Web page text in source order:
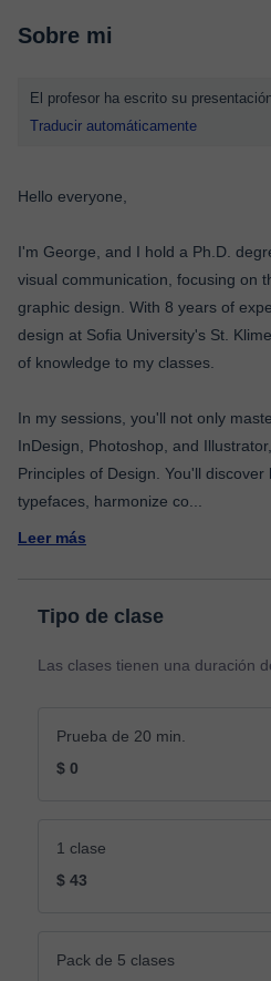
Sobre mi
El profesor ha escrito su
Traducir automáticamente
Hello everyone,
I'm George, and I hold a Ph.D.
visual communication, focusing on
graphic design. With 8 years of
design at Sofia University's St.
of knowledge to my classes.
In my sessions, you'll not only
InDesign, Photoshop, and
Principles of Design. You'll
typefaces, harmonize co
Leer más
Tipo de clase
Las clases tienen una duración
Prueba de 20 min.
$ 0
1 clase
$ 43
Pack de 5 clases